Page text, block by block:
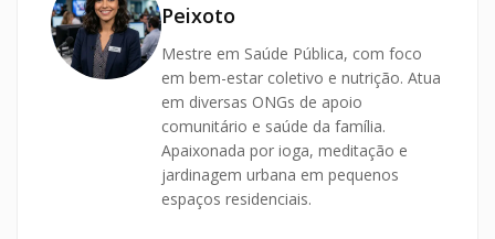
Peixoto
Mestre em Saúde Pública, com foco
em bem-estar coletivo e nutrição. Atua
em diversas ONGs de apoio
comunitário e saúde da família.
Apaixonada por ioga, meditação e
jardinagem urbana em pequenos
espaços residenciais.